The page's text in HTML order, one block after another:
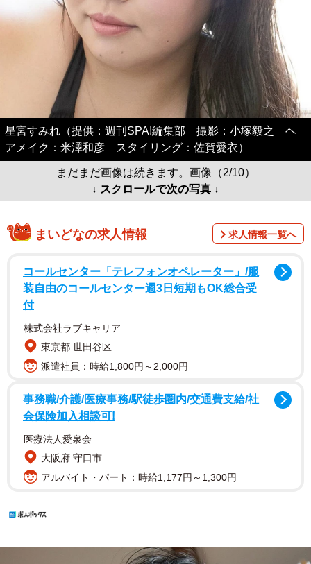
星宮すみれ（提供：週刊SPA!編集部 撮影：小塚毅之 ヘ
アメイク：米澤和彦 スタイリング：佐賀愛衣）
まだまだ画像は続きます。画像（2/10）
↓ スクロールで次の写真 ↓
まいどなの求人情報 求人情報一覧へ
コールセンター「テレフォンオペレーター」/服
装自由のコールセンター週3日短期もOK総合受
付
株式会社ラブキャリア
東京都 世田谷区
派遣社員：時給1,800円～2,000円
事務職/介護/医療事務/駅徒歩圏内/交通費支給/社
会保険加入相談可!
医療法人愛泉会
大阪府 守口市
アルバイト・パート：時給1,177円～1,300円